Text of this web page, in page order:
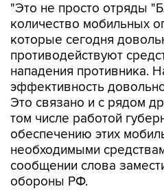
"Это не просто отряды
количество мобильных
которые сегодня
противодействуют
нападения противника.
эффективность
Это связано и с рядом
том числе работой
обеспечению этих
необходимыми
сообщении слова
обороны РФ.